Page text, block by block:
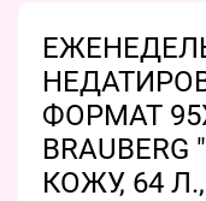
ФОРМАТ
КОЖУ, 64